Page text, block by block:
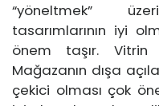
“yöneltmek”
tasarımlarının iyi
önem taşır. Vitrin
Mağazanın dışa
çekici olması çok